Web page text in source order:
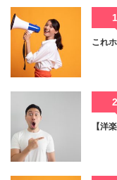
これ
【洋